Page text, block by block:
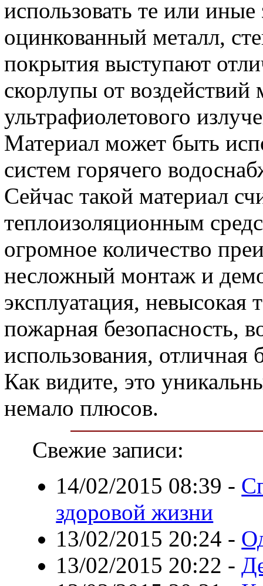
использовать те или
оцинкованный металл,
покрытия выступают
скорлупы от воздействий
ультрафиолетового
Материал может быть
систем горячего
Сейчас такой материал
теплоизоляционным
огромное количество
несложный монтаж и
эксплуатация, невысокая
пожарная безопасность,
использования, отличная
Как видите, это
немало плюсов.
Свежие записи:
14/02/2015 08:39 -
здоровой жизни
13/02/2015 20:24 -
13/02/2015 20:22 -